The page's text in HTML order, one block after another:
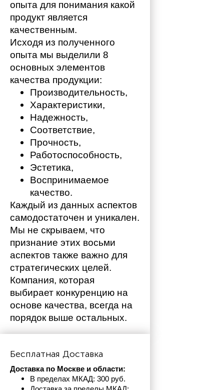
опыта для понимания какой
продукт является
качественным.
Исходя из полученного
опыта мы выделили 8
основных элементов
качества продукции:
Производительность,
Характеристики,
Надежность,
Соответствие,
Прочность,
Работоспособность,
Эстетика,
Воспринимаемое
качество.
Каждый из данных аспектов
самодостаточен и уникален.
Мы не скрываем, что
признание этих восьми
аспектов также важно для
стратегических целей.
Компания, которая
выбирает конкуренцию на
основе качества, всегда на
порядок выше остальных.
Бесплатная Доставка
Доставка по Москве и области:
В пределах МКАД: 300 руб.